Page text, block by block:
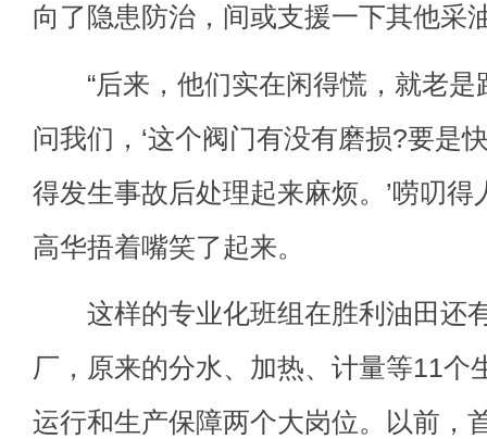
向了隐患防治，间或支援一下其他采
“后来，他们实在闲得慌，就老是
问我们，‘这个阀门有没有磨损?要是
得发生事故后处理起来麻烦。’唠叨得
高华捂着嘴笑了起来。
这样的专业化班组在胜利油田还
厂，原来的分水、加热、计量等11个
运行和生产保障两个大岗位。以前，